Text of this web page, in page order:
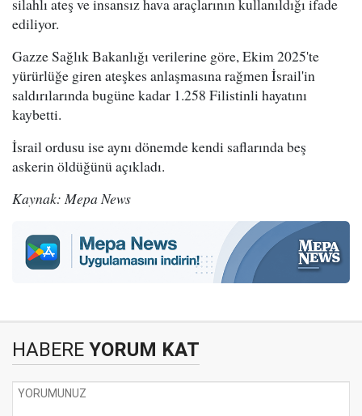
ediliyor.
Gazze Sağlık Bakanlığı verilerine göre, Ekim 2025'te
yürürlüğe giren ateşkes anlaşmasına rağmen İsrail'in
saldırılarında bugüne kadar 1.258 Filistinli hayatını
kaybetti.
İsrail ordusu ise aynı dönemde kendi saflarında beş
askerin öldüğünü açıkladı.
Kaynak: Mepa News
HABERE YORUM KAT